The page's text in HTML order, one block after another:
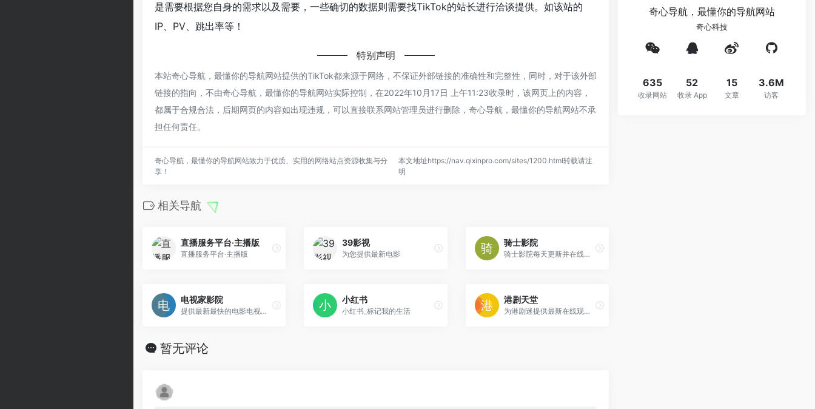
是需要根据您自身的需求以及需要，一些确切的数据则需要找TikTok的站长进行洽谈提供。如该站的
IP、PV、跳出率等！
特别声明
本站奇心导航，最懂你的导航网站提供的TikTok都来源于网络，不保证外部链接的准确性和完整性，同时，对于该外部
链接的指向，不由奇心导航，最懂你的导航网站实际控制，在2022年10月17日 上午11:23收录时，该网页上的内容，
都属于合规合法，后期网页的内容如出现违规，可以直接联系网站管理员进行删除，奇心导航，最懂你的导航网站不承
担任何责任。
奇心导航，最懂你的导航网站致力于优质、实用的网络站点资源收集与分
享！
本文地址https://nav.qixinpro.com/sites/1200.html转载请注
明
相关导航
直播服务平台·主播版
直播服务平台·主播版
39影视
为您提供最新电影
骑士影院
骑士影院每天更新并在线播放最新电视剧、电影、综艺等影视好剧以及资源下载。免费电影、热门电视剧、好看的综艺、火爆动漫，迅雷下载、手机免费在线观看，就来骑士影院。骑
电视家影院
提供最新最快的电影电视剧在线观看
小红书
小红书_标记我的生活
港剧天堂
为港剧迷提供最新在线观看港剧
暂无评论
奇心导航，最懂你的导航网站
奇心科技
635
收录网站
52
收录 App
15
文章
3.6M
访客